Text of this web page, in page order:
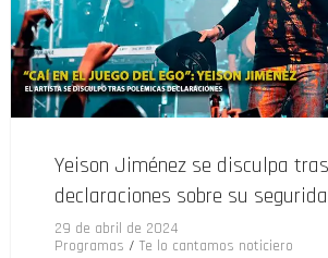
Yeison Jiménez se disculpa
declaraciones sobre su
29 de abril de 2024
Programas / Te lo cantamos noticiero